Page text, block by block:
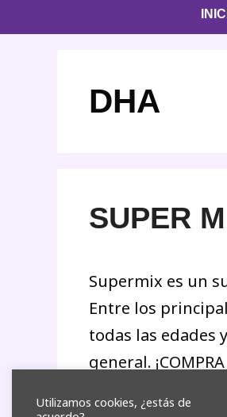
DHA
SUPER
Supermix es un
Entre los
todas las edades
general.
Utilizamos cookies, ¿estás de